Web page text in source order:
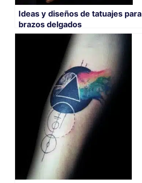
Ideas y diseños de tatuajes para
brazos delgados